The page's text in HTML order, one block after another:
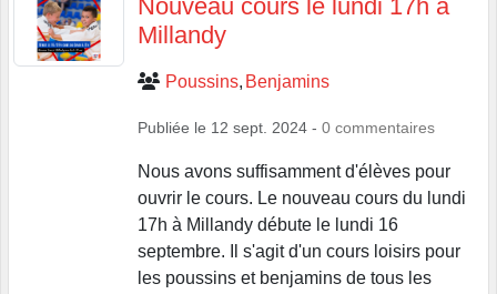
Nouveau cours le lundi 17h à
Millandy
Poussins Benjamins
Publiée le 12 sept. 2024 - 0 commentaires
Nous avons suffisamment d'élèves pour
ouvrir le cours. Le nouveau cours du lundi
17h à Millandy débute le lundi 16
septembre. Il s'agit d'un cours loisirs pour
les poussins et benjamins de tous les